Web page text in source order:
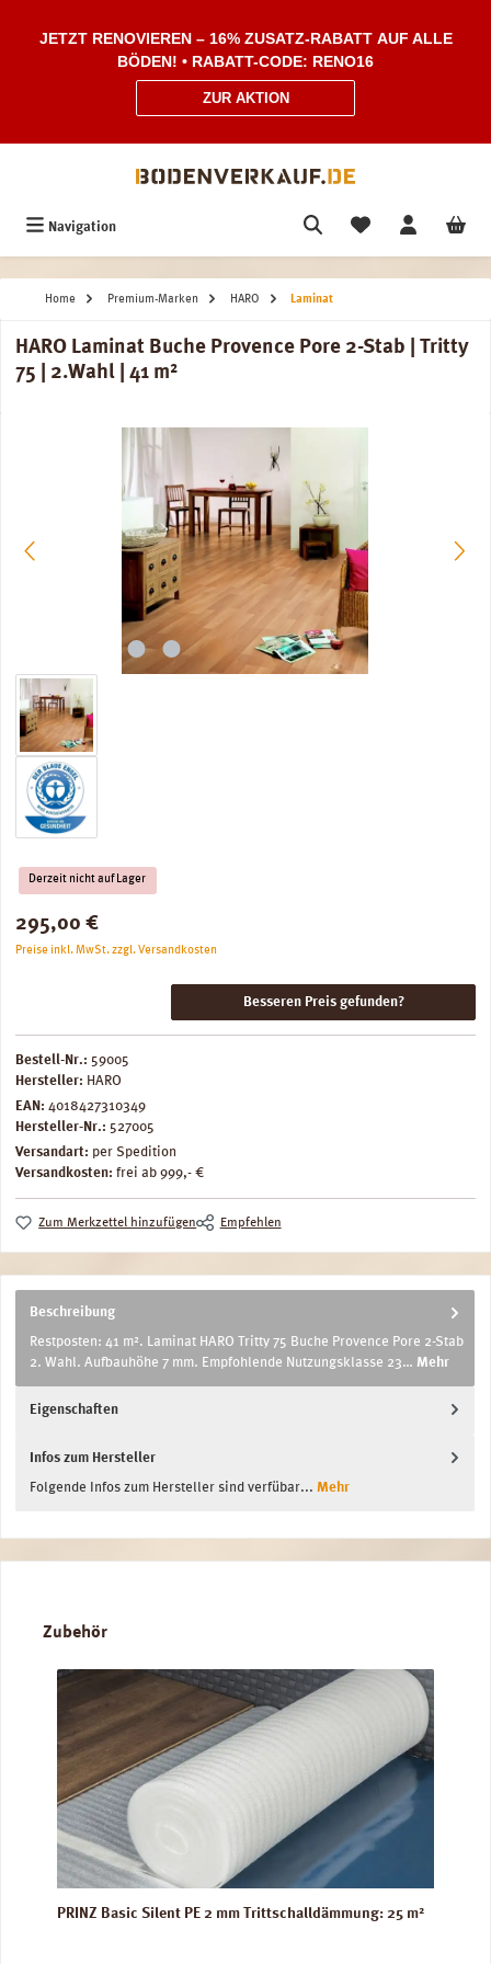
JETZT RENOVIEREN – 16% ZUSATZ-RABATT AUF ALLE
BÖDEN! • RABATT-CODE: RENO16
ZUR AKTION
Navigation
Home Premium-Marken HARO Laminat
HARO Laminat Buche Provence Pore 2-Stab | Tritty
75 | 2.Wahl | 41 m²
Bildergalerie überspringen
Derzeit nicht auf Lager
Regulärer Preis:
295,00 €
Preise inkl. MwSt. zzgl. Versandkosten
Besseren Preis gefunden?
Bestell-Nr.: 59005
Hersteller: HARO
EAN: 4018427310349
Hersteller-Nr.: 527005
Versandart: per Spedition
Versandkosten: frei ab 999,- €
Zum Merkzettel hinzufügen Empfehlen
Beschreibung
Restposten: 41 m². Laminat HARO Tritty 75 Buche Provence Pore 2-Stab
2. Wahl. Aufbauhöhe 7 mm. Empfohlende Nutzungsklasse 23… Mehr
Eigenschaften
Infos zum Hersteller
Folgende Infos zum Hersteller sind verfübar... Mehr
Produktgalerie überspringen
Zubehör
PRINZ Basic Silent PE 2 mm Trittschalldämmung: 25 m²